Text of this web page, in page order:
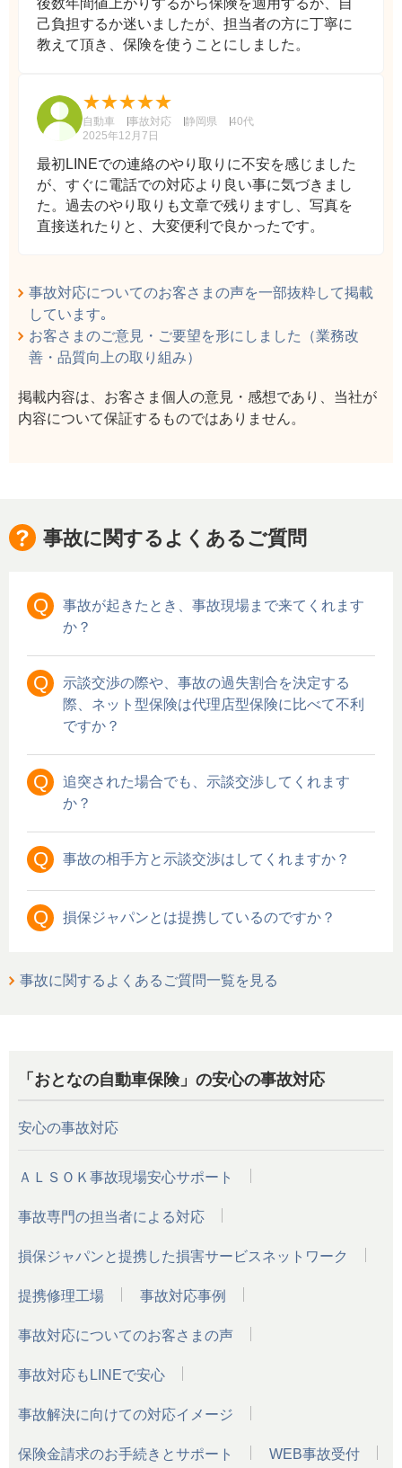
後数年間値上がりするから保険を適用するか、自
己負担するか迷いましたが、担当者の方に丁寧に
教えて頂き、保険を使うことにしました。
自動車 事故対応 静岡県
40代
2025年12月7日
最初LINEでの連絡のやり取りに不安を感じました
が、すぐに電話での対応より良い事に気づきまし
た。過去のやり取りも文章で残りますし、写真を
直接送れたりと、大変便利で良かったです。
事故対応についてのお客さまの声を一部抜粋して掲載
しています｡
お客さまのご意見・ご要望を形にしました（業務改
善・品質向上の取り組み）
掲載内容は、お客さま個人の意見・感想であり、当社が
内容について保証するものではありません。
事故に関するよくあるご質問
Q
事故が起きたとき、事故現場まで来てくれます
か？
Q
示談交渉の際や、事故の過失割合を決定する
際、ネット型保険は代理店型保険に比べて不利
ですか？
Q
追突された場合でも、示談交渉してくれます
か？
Q 事故の相手方と示談交渉はしてくれますか？
Q 損保ジャパンとは提携しているのですか？
事故に関するよくあるご質問一覧を見る
「おとなの自動車保険」の安心の事故対応
安心の事故対応
ＡＬＳＯＫ事故現場安心サポート
事故専門の担当者による対応
損保ジャパンと提携した損害サービスネットワーク
提携修理工場 事故対応事例
事故対応についてのお客さまの声
事故対応もLINEで安心
事故解決に向けての対応イメージ
保険金請求のお手続きとサポート WEB事故受付